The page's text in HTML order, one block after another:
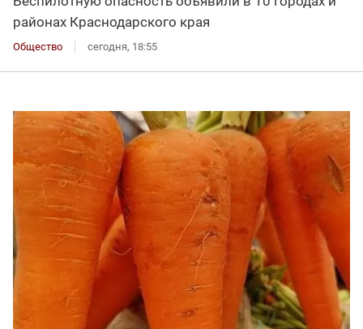
районах Краснодарского края
Общество сегодня, 18:55